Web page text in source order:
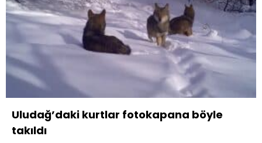
Uludağ’daki kurtlar fotokapana böyle
takıldı